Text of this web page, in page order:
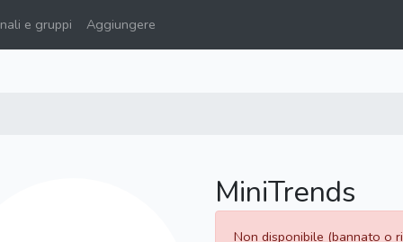
e gruppi Aggiungere
MiniTrends
Non disponibile (bannato o